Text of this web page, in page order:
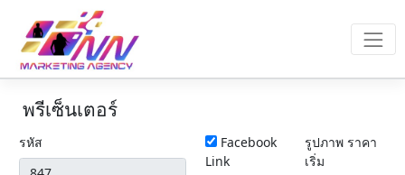
พรีเซ็นเตอร์
รหัส
Facebook
Link
รูปภาพ ราคา
เริ่ม